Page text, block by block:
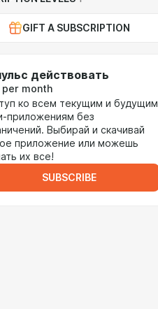
GIFT A SUBSCRIPTION
действовать
per month
ко всем текущим и будущим
приложениям без
Выбирай и скачивай
приложение или можешь
их все!
SUBSCRIBE